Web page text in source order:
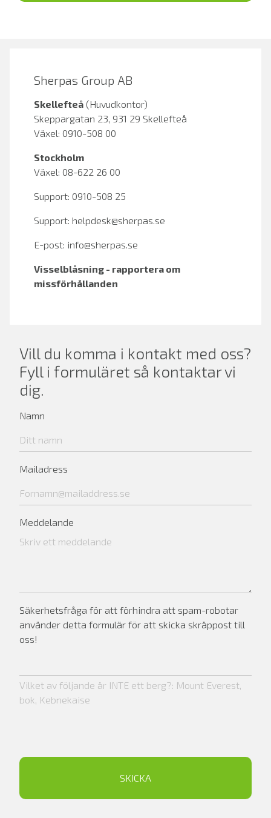
Sherpas Group AB
Skellefteå (Huvudkontor)
Skeppargatan 23, 931 29 Skellefteå
Växel: 0910-508 00
Stockholm
Växel: 08-622 26 00
Support: 0910-508 25
Support: helpdesk@sherpas.se
E-post: info@sherpas.se
Visselblåsning - rapportera om
missförhållanden
Vill du komma i kontakt med oss?
Fyll i formuläret så kontaktar vi
dig.
Namn
Mailadress
Meddelande
Säkerhetsfråga för att förhindra att spam-robotar
använder detta formulär för att skicka skräppost till
oss!
Vilket av följande är INTE ett berg?: Mount Everest,
bok, Kebnekaise
SKICKA